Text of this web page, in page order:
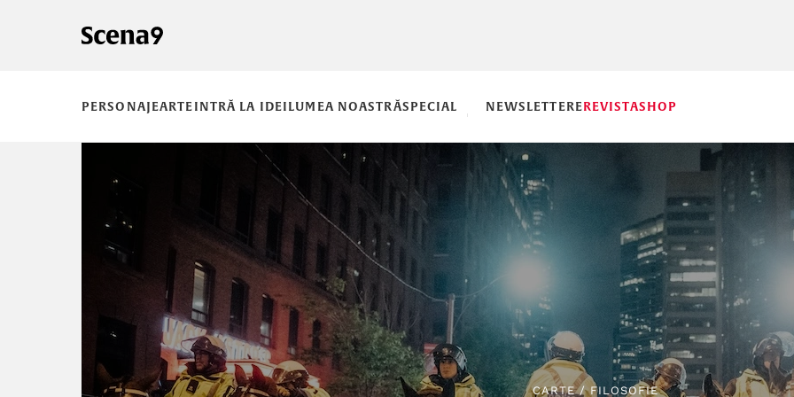
PERSONAJEARTEINTRĂ LA IDEILUMEA NOASTRĂSPECIAL NEWSLETTEREREVISTASHOP
CARTE/FILOSOFIE